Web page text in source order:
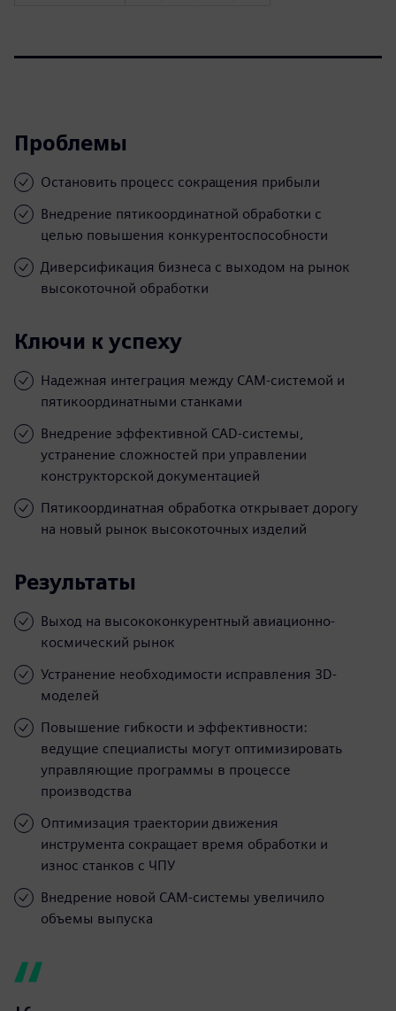
Проблемы
Остановить процесс сокращения прибыли
Внедрение пятикоординатной обработки с
целью повышения конкурентоспособности
Диверсификация бизнеса с выходом на рынок
высокоточной обработки
Ключи к успеху
Надежная интеграция между САМ-системой и
пятикоординатными станками
Внедрение эффективной CAD-системы,
устранение сложностей при управлении
конструкторской документацией
Пятикоординатная обработка открывает дорогу
на новый рынок высокоточных изделий
Результаты
Выход на высококонкурентный авиационно-
космический рынок
Устранение необходимости исправления 3D-
моделей
Повышение гибкости и эффективности:
ведущие специалисты могут оптимизировать
управляющие программы в процессе
производства
Оптимизация траектории движения
инструмента сокращает время обработки и
износ станков с ЧПУ
Внедрение новой САМ-системы увеличило
объемы выпуска